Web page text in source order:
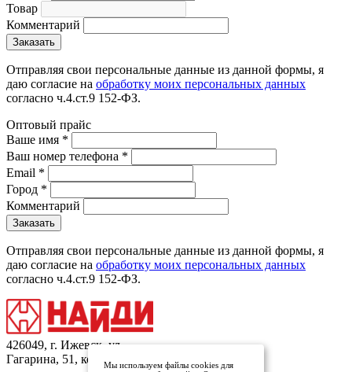
Товар
Комментарий
Отправляя свои персональные данные из данной формы, я
даю согласие на обработку моих персональных данных
согласно ч.4.ст.9 152-ФЗ.
Оптовый прайс
Ваше имя *
Ваш номер телефона *
Email *
Город *
Комментарий
Отправляя свои персональные данные из данной формы, я
даю согласие на обработку моих персональных данных
согласно ч.4.ст.9 152-ФЗ.
426049, г. Ижевск, ул.
Гагарина, 51, кор.1Мы используем файлы cookies для